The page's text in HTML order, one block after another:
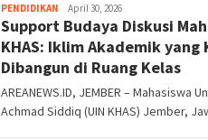
PENDIDIKAN areanews
April 30, 2026
Support Budaya Diskusi
KHAS: Iklim Akademik
Dibangun di Ruang Kelas
AREANEWS.ID, JEMBER – Mahasiswa
Achmad Siddiq (UIN KHAS) Jember,